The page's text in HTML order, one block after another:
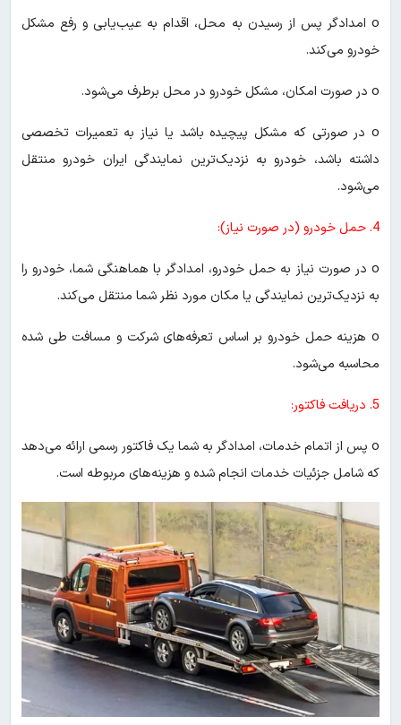
o امدادگر پس از رسیدن به محل، اقدام به عیب‌یابی و رفع مشکل
خودرو می‌کند.
o در صورت امکان، مشکل خودرو در محل برطرف می‌شود.
o در صورتی که مشکل پیچیده باشد یا نیاز به تعمیرات تخصصی
داشته باشد، خودرو به نزدیک‌ترین نمایندگی ایران خودرو منتقل
می‌شود.
4. حمل خودرو (در صورت نیاز):
o در صورت نیاز به حمل خودرو، امدادگر با هماهنگی شما، خودرو را
به نزدیک‌ترین نمایندگی یا مکان مورد نظر شما منتقل می‌کند.
o هزینه حمل خودرو بر اساس تعرفه‌های شرکت و مسافت طی شده
محاسبه می‌شود.
5. دریافت فاکتور:
o پس از اتمام خدمات، امدادگر به شما یک فاکتور رسمی ارائه می‌دهد
که شامل جزئیات خدمات انجام شده و هزینه‌های مربوطه است.